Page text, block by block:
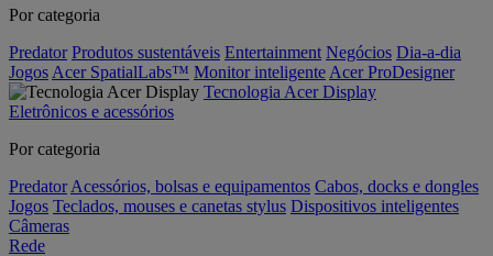
Por categoria
Predator Produtos sustentáveis Entertainment Negócios Dia-a-dia
Jogos Acer SpatialLabs™ Monitor inteligente Acer ProDesigner
Tecnologia Acer Display
Eletrônicos e acessórios
Por categoria
Predator Acessórios, bolsas e equipamentos Cabos, docks e dongles
Jogos Teclados, mouses e canetas stylus Dispositivos inteligentes
Câmeras
Rede